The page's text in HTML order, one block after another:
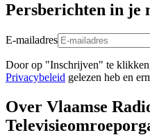
Persberichten in je
E-mailadres
Door op "Inschrijven" te
Privacybeleid gelezen heb en
Over Vlaamse